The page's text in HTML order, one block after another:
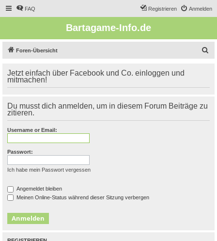
FAQ Anmelden
Registrieren
Bartagame-Info.de
Foren-Übersicht
Jetzt einfach über Facebook und Co. einloggen und
mitmachen!
Du musst dich anmelden, um in diesem Forum Beiträge zu
zitieren.
Username or Email:
Passwort:
Ich habe mein Passwort vergessen
Angemeldet bleiben
Meinen Online-Status während dieser Sitzung verbergen